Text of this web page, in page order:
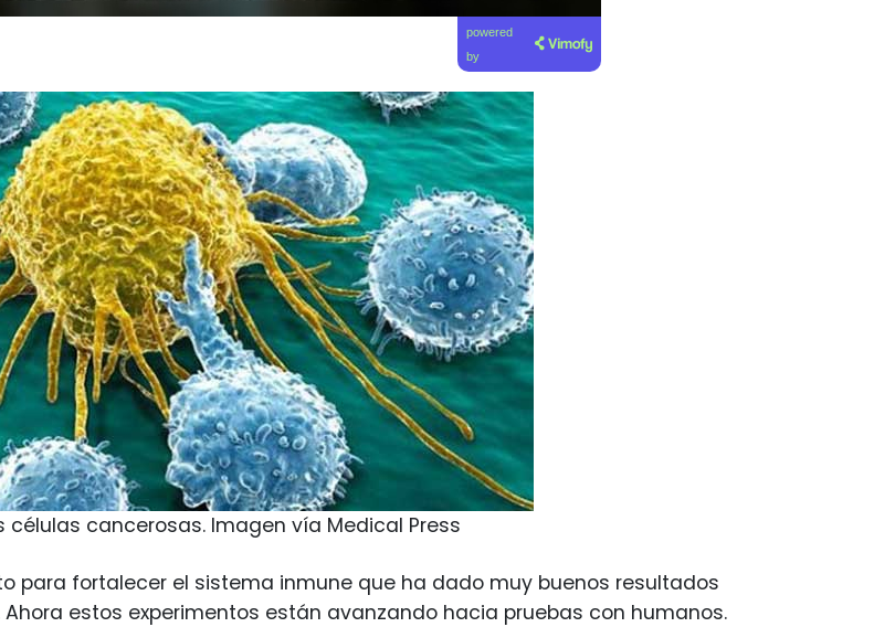
powered
by
cancerosas. Imagen vía Medical Press
para fortalecer el sistema inmune que ha dado muy buenos resultados
estos experimentos están avanzando hacia pruebas con humanos.